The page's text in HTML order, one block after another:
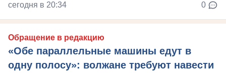
сегодня в 20:34 0
Обращение в редакцию
«Обе параллельные машины едут в
одну полосу»: волжане требуют навести